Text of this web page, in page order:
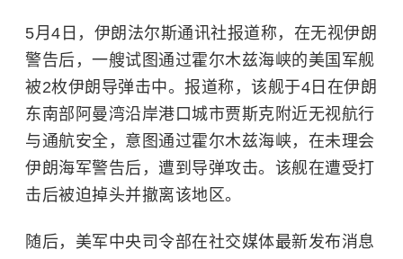
5月4日，伊朗法尔斯通讯社报道称，在无视伊朗
警告后，一艘试图通过霍尔木兹海峡的美国军舰
被2枚伊朗导弹击中。报道称，该舰于4日在伊朗
东南部阿曼湾沿岸港口城市贾斯克附近无视航行
与通航安全，意图通过霍尔木兹海峡，在未理会
伊朗海军警告后，遭到导弹攻击。该舰在遭受打
击后被迫掉头并撤离该地区。
随后，美军中央司令部在社交媒体最新发布消息